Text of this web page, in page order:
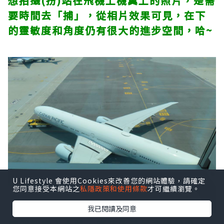
要時間去「捕」，從相片效果可見，在下
的靈敏度和角度仍有很大的進步空間，哈~
U Lifestyle 會使用Cookies來改善您的網站體驗，請確定
您同意接受本網站之私隱政策和使用條款才可繼續瀏覽。
我已閱讀及同意